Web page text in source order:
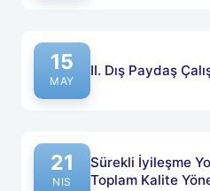
Published on: 15
15
MAY
II. Dış Paydaş
Published on: 21
21
NIS
Sürekli İyileşme
Toplam Kalite